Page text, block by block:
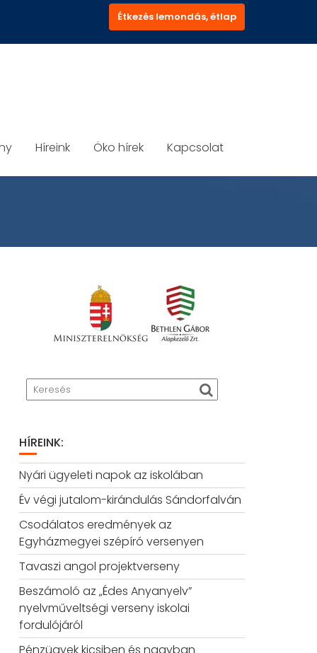
Étkezés lemondás, étlap
Híreink Öko hírek Kapcsolat
HÍREINK:
Nyári ügyeleti napok az iskolában
Év végi jutalom-kirándulás Sándorfalván
Csodálatos eredmények az
Egyházmegyei szépíró versenyen
Tavaszi angol projektverseny
Beszámoló az „Édes Anyanyelv”
nyelvműveltségi verseny iskolai
fordulójáról